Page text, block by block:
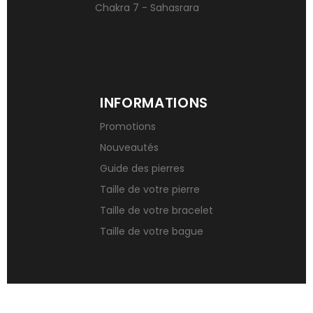
Chakra 7 - Sahasrara
INFORMATIONS
Promotions
Nouveautés
Guide des pierres
Taille de votre pierre
Taille de votre bracelet
Taille de votre bague